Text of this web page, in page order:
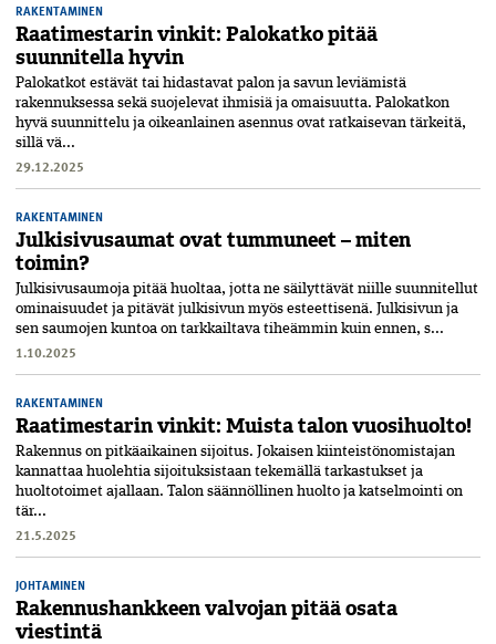
RAKENTAMINEN
Raatimestarin vinkit: Palokatko pitää
suunnitella hyvin
Palokatkot estävät tai hidastavat palon ja savun leviämistä
rakennuksessa sekä suojelevat ihmisiä ja omaisuutta. Palokatkon
hyvä suunnittelu ja oikeanlainen asennus ovat ratkaisevan tärkeitä,
sillä vä...
29.12.2025
RAKENTAMINEN
Julkisivusaumat ovat tummuneet – miten
toimin?
Julkisivusaumoja pitää huoltaa, jotta ne säilyttävät niille suunnitellut
ominaisuudet ja pitävät julkisivun myös esteettisenä. Julkisivun ja
sen saumojen kuntoa on tarkkailtava tiheämmin kuin ennen, s...
1.10.2025
RAKENTAMINEN
Raatimestarin vinkit: Muista talon vuosihuolto!
Rakennus on pitkäaikainen sijoitus. Jokaisen kiinteistönomistajan
kannattaa huolehtia sijoituksistaan tekemällä tarkastukset ja
huoltotoimet ajallaan. Talon säännöllinen huolto ja katselmointi­ on
tär...
21.5.2025
JOHTAMINEN
Rakennushankkeen valvojan pitää osata
viestintä